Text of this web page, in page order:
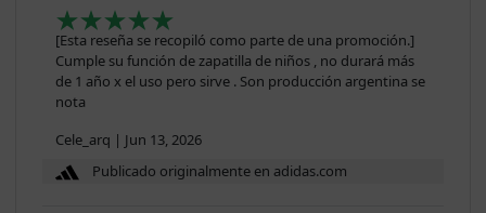
[Esta reseña se recopiló como parte de una promoción.]
Cumple su función de zapatilla de niños , no durará más
de 1 año x el uso pero sirve . Son producción argentina se
nota
Cele_arq | Jun 13, 2026
Publicado originalmente en adidas.com